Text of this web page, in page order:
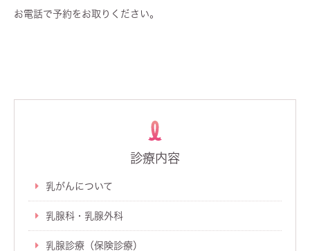
お電話で予約をお取りください。
診療内容
乳がんについて
乳腺科・乳腺外科
乳腺診療（保険診療）